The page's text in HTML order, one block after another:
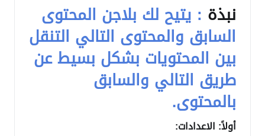
نبذة : يتيح لك بلاجن المحتوى
السابق والمحتوى التالي التنقل
بين المحتويات بشكل بسيط عن
طريق التالي والسابق
بالمحتوى.
أولاً: الاعدادات: